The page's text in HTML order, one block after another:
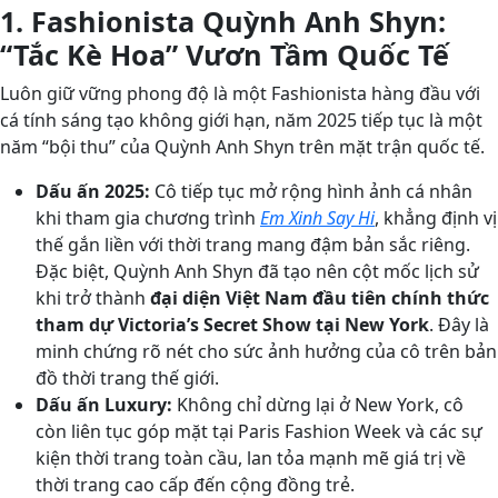
1. Fashionista Quỳnh Anh Shyn:
“Tắc Kè Hoa” Vươn Tầm Quốc Tế
Luôn giữ vững phong độ là một Fashionista hàng đầu với
cá tính sáng tạo không giới hạn, năm 2025 tiếp tục là một
năm “bội thu” của Quỳnh Anh Shyn trên mặt trận quốc tế.
Dấu ấn 2025: Cô tiếp tục mở rộng hình ảnh cá nhân
khi tham gia chương trình Em Xinh Say Hi, khẳng định vị
thế gắn liền với thời trang mang đậm bản sắc riêng.
Đặc biệt, Quỳnh Anh Shyn đã tạo nên cột mốc lịch sử
khi trở thành đại diện Việt Nam đầu tiên chính thức
tham dự Victoria’s Secret Show tại New York. Đây là
minh chứng rõ nét cho sức ảnh hưởng của cô trên bản
đồ thời trang thế giới.
Dấu ấn Luxury: Không chỉ dừng lại ở New York, cô
còn liên tục góp mặt tại Paris Fashion Week và các sự
kiện thời trang toàn cầu, lan tỏa mạnh mẽ giá trị về
thời trang cao cấp đến cộng đồng trẻ.